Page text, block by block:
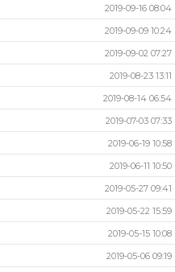
2019-09-16 08:04
2019-09-09 10:24
2019-09-02 07:27
2019-08-23 13:11
2019-08-14 06:54
2019-07-03 07:33
2019-06-19 10:58
2019-06-11 10:50
2019-05-27 09:41
2019-05-22 15:59
2019-05-15 10:08
2019-05-06 09:19